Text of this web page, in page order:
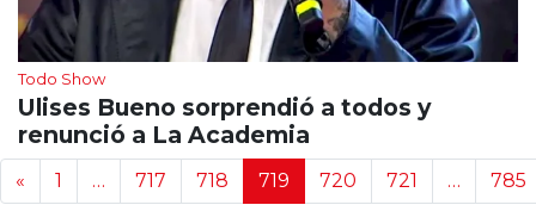
Todo Show
Ulises Bueno sorprendió a todos y
renunció a La Academia
Navegación de noticias
« 1 … 717 718 719 720 721 … 785